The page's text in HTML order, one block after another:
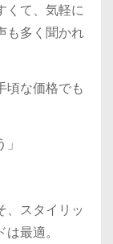
くて、気軽に
も多く聞かれ
頃な価格でも
、スタイリッ
最適。